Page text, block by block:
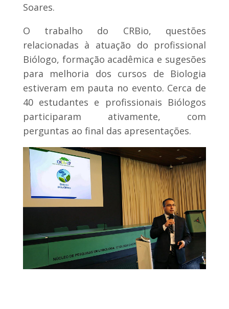
Soares.
O trabalho do CRBio, questões
relacionadas à atuação do profissional
Biólogo, formação acadêmica e sugesões
para melhoria dos cursos de Biologia
estiveram em pauta no evento. Cerca de
40 estudantes e profissionais Biólogos
participaram ativamente, com
perguntas ao final das apresentações.